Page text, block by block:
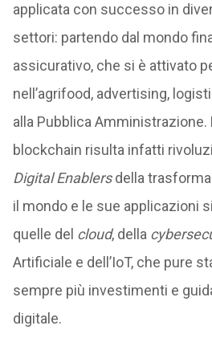
applicata con successo in
settori: partendo dal mondo
assicurativo, che si è attivato
nell’agrifood, advertising,
alla Pubblica Amministrazione.
blockchain risulta infatti
Digital Enablersdella
il mondo e le sue applicazioni
quelle del cloud, della
Artificiale e dell’IoT, che pure
sempre più investimenti e
digitale.